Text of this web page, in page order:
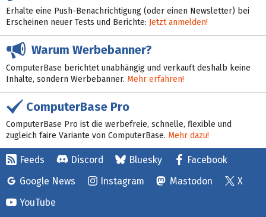
Erhalte eine Push-Benachrichtigung (oder einen Newsletter) bei
Erscheinen neuer Tests und Berichte: Jetzt anmelden!
Warum Werbebanner?
ComputerBase berichtet unabhängig und verkauft deshalb keine
Inhalte, sondern Werbebanner. Mehr erfahren!
ComputerBase Pro
ComputerBase Pro ist die werbefreie, schnelle, flexible und
zugleich faire Variante von ComputerBase. Mehr dazu!
Feeds Discord Bluesky
Facebook
Google News
Instagram Mastodon
X
YouTube